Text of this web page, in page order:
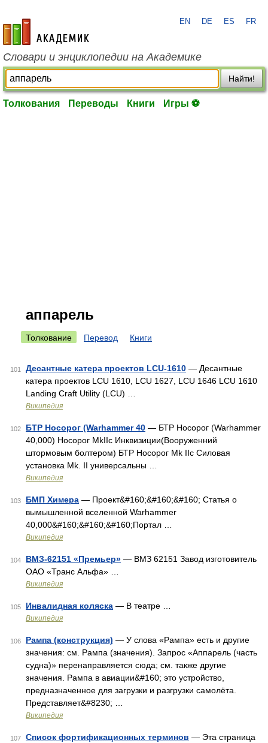
academic.ru
EN DE ES FR
Словари и энциклопедии на Академике
Найти!
Толкования Переводы Книги Игры ⚽
аппарель
Толкование Перевод Книги
101 Десантные катера проектов LCU-1610 — Десантные
катера проектов LCU 1610, LCU 1627, LCU 1646 LCU 1610
Landing Craft Utility (LCU) …
Википедия
102 БТР Носорог (Warhammer 40 — БТР Носорог (Warhammer
40,000) Носорог MkIIc Инквизиции(Вооруженний
штормовым болтером) БТР Носорог Mk IIc Силовая
установка Mk. II универсальны …
Википедия
103 БМП Химера — Проект&#160;&#160;&#160; Статья о
вымышленной вселенной Warhammer
40,000&#160;&#160;&#160;Портал …
Википедия
104 ВМЗ-62151 «Премьер» — ВМЗ 62151 Завод изготовитель
ОАО «Транс Альфа» …
Википедия
105 Инвалидная коляска — В театре …
Википедия
106 Рампа (конструкция) — У слова «Рампа» есть и другие
значения: см. Рампа (значения). Запрос «Аппарель (часть
судна)» перенаправляется сюда; см. также другие
значения. Рампа в авиации&#160; это устройство,
предназначенное для загрузки и разгрузки самолёта.
Представляет&#8230; …
Википедия
107 Список фортификационных терминов — Эта страница